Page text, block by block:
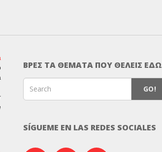
ΒΡΕΣ ΤΑ ΘΕΜΑΤΑ ΠΟΥ ΘΕΛΕΙΣ ΕΔΩ
GO!
SÍGUEME EN LAS REDES SOCIALES